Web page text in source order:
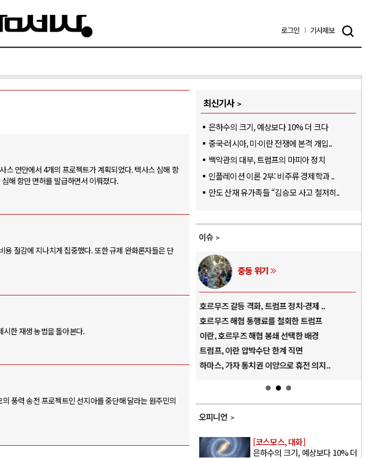
로그인 기사제보
스 연안에서 4개의 프로젝트가 계획되었다. 텍사스 심해 항
해 항만 면허를 발급하면서 이뤄졌다.
절감에 지나치게 집중했다. 또한 규제 완화론자들은 단
한 재생 농법을 돌아본다.
풍력 송전 프로젝트인 선지아를 중단해 달라는 원주민의
최신기사
은하수의 크기, 예상보다 10% 더 크다
중국·러시아, 미·이란 전쟁에 본격 개입..
백악관의 대부, 트럼프의 마피아 정치
인플레이션 이론 2부: 비주류 경제학과 ..
만도 산재 유가족들 “김승모 사고 철저히..
이슈
나토, 우크라 군사지원 2027년까지 공..
러·우크라, 대규모 공습 주고받아…민간 ..
중동 위기
호르무즈 갈등 격화, 트럼프 정치·경제 ..
호르무즈 해협 통행료를 철회한 트럼프
이란, 호르무즈 해협 봉쇄 선택한 배경
트럼프, 이란 압박수단 한계 직면
하마스, 가자 통치권 이양으로 휴전 의지..
오피니언
[코스모스, 대화]
은하수의 크기, 예상보다 10% 더